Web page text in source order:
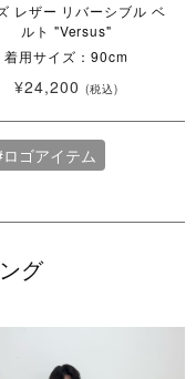
レザー リバーシブル ベ
ルト "Versus"
着用サイズ：90cm
¥24,200 (税込)
ゴアイテム
グ